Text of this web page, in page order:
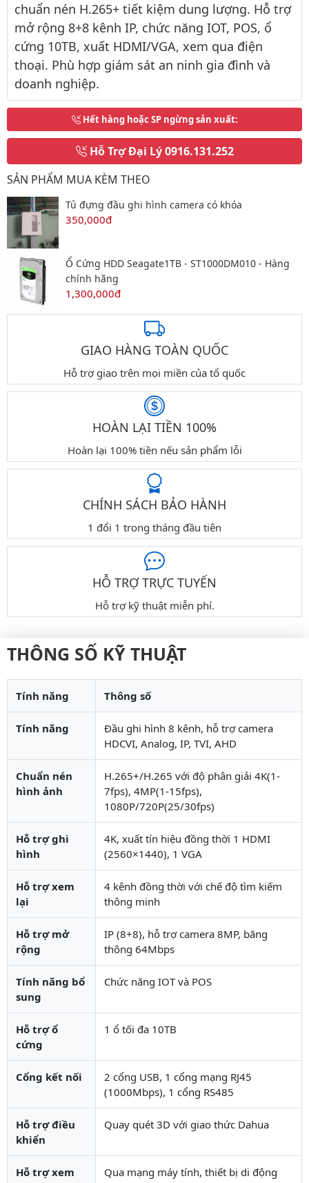
chuẩn nén H.265+ tiết kiệm dung lượng. Hỗ trợ
mở rộng 8+8 kênh IP, chức năng IOT, POS, ổ
cứng 10TB, xuất HDMI/VGA, xem qua điện
thoại. Phù hợp giám sát an ninh gia đình và
doanh nghiệp.
Hết hàng hoặc SP ngừng sản xuất:
Hỗ Trợ Đại Lý0916.131.252
SẢN PHẨM MUA KÈM THEO
Tủ đựng đầu ghi hình camera có khóa
350,000đ
Ổ Cứng HDD Seagate1TB - ST1000DM010 - Hàng
chính hãng
1,300,000đ
GIAO HÀNG TOÀN QUỐC
Hỗ trợ giao trên mọi miền của tổ quốc
HOÀN LẠI TIỀN 100%
Hoàn lại 100% tiền nếu sản phẩm lỗi
CHÍNH SÁCH BẢO HÀNH
1 đổi 1 trong tháng đầu tiên
HỖ TRỢ TRỰC TUYẾN
Hỗ trợ kỹ thuật miễn phí.
THÔNG SỐ KỸ THUẬT
Tính năng Thông số
Tính năng
Đầu ghi hình 8 kênh, hỗ trợ camera
HDCVI, Analog, IP, TVI, AHD
Chuẩn nén
hình ảnh
H.265+/H.265 với độ phân giải 4K(1-
7fps), 4MP(1-15fps),
1080P/720P(25/30fps)
Hỗ trợ ghi
hình
4K, xuất tín hiệu đồng thời 1 HDMI
(2560×1440), 1 VGA
Hỗ trợ xem
lại
4 kênh đồng thời với chế độ tìm kiếm
thông minh
Hỗ trợ mở
rộng
IP (8+8), hỗ trợ camera 8MP, băng
thông 64Mbps
Tính năng bổ
sung
Chức năng IOT và POS
Hỗ trợ ổ
cứng
1 ổ tối đa 10TB
Cổng kết nối
2 cổng USB, 1 cổng mạng RJ45
(1000Mbps), 1 cổng RS485
Hỗ trợ điều
khiển
Quay quét 3D với giao thức Dahua
Hỗ trợ xem
Qua mạng máy tính, thiết bị di động